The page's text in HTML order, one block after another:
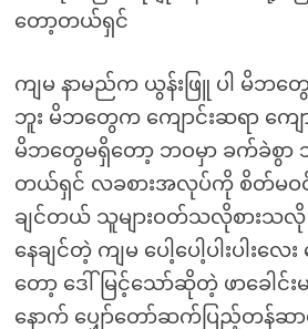
တော့တယ်ရှင်
ကျမ နာမည်က ယွန်းဖြူ ပါ မိဘတွ
ဘူး မိဘတွေက ကျောင်းဆရာ ကျေ
မိဘတွေမရှိတော့ ဘဝမှာ ခက်ခဲစွာ
တယ်ရှင် လခစားအလုပ်ကို စိတ်မဝ
ချင်တယ် သူများဝတ်သလိုစား
နေချင်တဲ့ ကျမ ပေါ့ပေါ့ပါးပါးလ
တော့ ဒေါ်မြင့်သော်ဆိုတဲ့ ဖာခေါင်းမ
နောက် ပျှော်တော်ဆက်ပြည့်တန်ဆ